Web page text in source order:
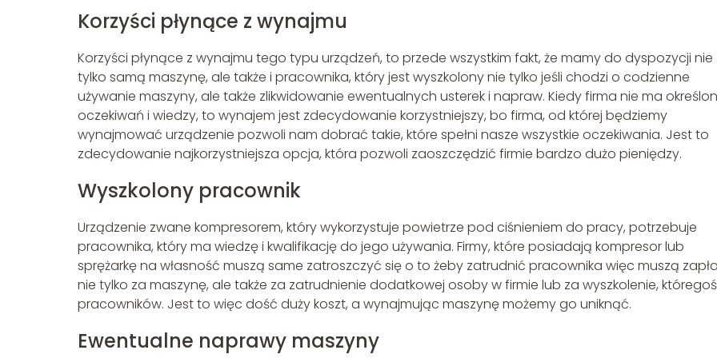
Korzyści płynące z wynajmu
Korzyści płynące z wynajmu tego typu urządzeń, to przede wszystkim fakt, że mamy do dyspozycji nie
tylko samą maszynę, ale także i pracownika, który jest wyszkolony nie tylko jeśli chodzi o codzienne
używanie maszyny, ale także zlikwidowanie ewentualnych usterek i napraw. Kiedy firma nie ma
oczekiwań i wiedzy, to wynajem jest zdecydowanie korzystniejszy, bo firma, od której będziemy
wynajmować urządzenie pozwoli nam dobrać takie, które spełni nasze wszystkie oczekiwania. Jest to
zdecydowanie najkorzystniejsza opcja, która pozwoli zaoszczędzić firmie bardzo dużo pieniędzy.
Wyszkolony pracownik
Urządzenie zwane kompresorem, który wykorzystuje powietrze pod ciśnieniem do pracy, potrzebuje
pracownika, który ma wiedzę i kwalifikację do jego używania. Firmy, które posiadają kompresor lub
sprężarkę na własność muszą same zatroszczyć się o to żeby zatrudnić pracownika więc muszą
nie tylko za maszynę, ale także za zatrudnienie dodatkowej osoby w firmie lub za wyszkolenie,
pracowników. Jest to więc dość duży koszt, a wynajmując maszynę możemy go uniknąć.
Ewentualne naprawy maszyny